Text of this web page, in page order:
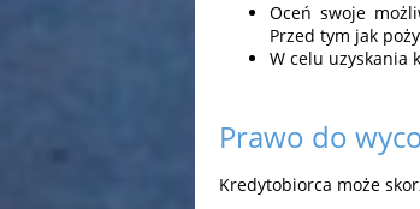
Oceń swoje
Przed tym jak
W celu uzyskania
Prawo do
Kredytobiorca może